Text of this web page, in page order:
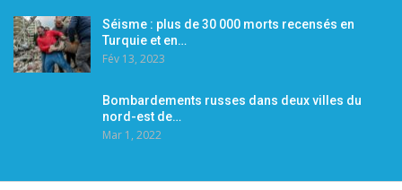
Séisme : plus de 30 000 morts recensés en
Turquie et en…
Fév 13, 2023
Bombardements russes dans deux villes du
nord-est de…
Mar 1, 2022